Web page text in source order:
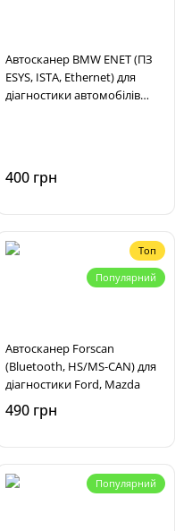
Автосканер BMW ENET (ПЗ
ESYS, ISTA, Ethernet) для
діагностики автомобілів
400 грн
Топ
Популярний
Автосканер Forscan
(Bluetooth, HS/MS-CAN) для
діагностики Ford, Mazda
490 грн
Популярний